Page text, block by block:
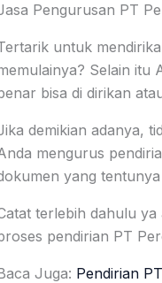
Pengurusan PT
untuk
Selain itu
bisa di dirikan
demikian adanya,
mengurus
yang tentunya
terlebih dahulu ya
pendirian PT
Juga: Pendirian